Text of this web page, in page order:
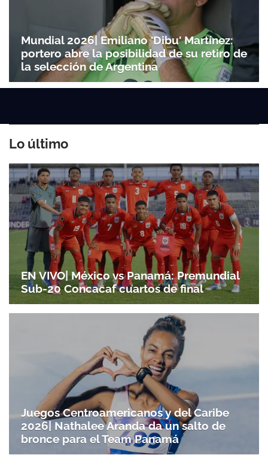
Mundial 2026| Emiliano 'Dibu' Martínez:
portero abre la posibilidad de su retiro de
la selección de Argentina
Lo último
EN VIVO| México vs Panamá: Premundial
Sub-20 Concacaf cuartos de final
Juegos Centroamericanos y del Caribe
2026| Nathalee Aranda da un salto de
bronce para el Team Panamá